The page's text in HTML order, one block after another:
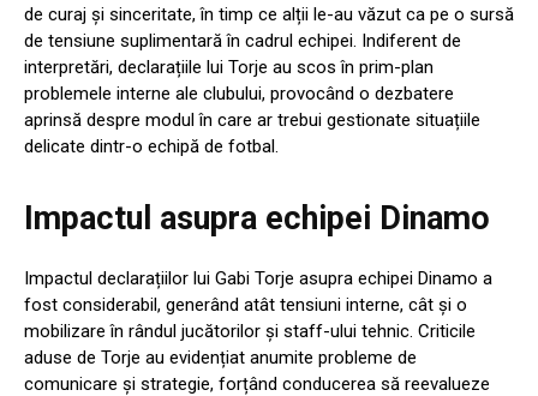
de curaj și sinceritate, în timp ce alții le-au văzut ca pe o sursă
de tensiune suplimentară în cadrul echipei. Indiferent de
interpretări, declarațiile lui Torje au scos în prim-plan
problemele interne ale clubului, provocând o dezbatere
aprinsă despre modul în care ar trebui gestionate situațiile
delicate dintr-o echipă de fotbal.
Impactul asupra echipei Dinamo
Impactul declarațiilor lui Gabi Torje asupra echipei Dinamo a
fost considerabil, generând atât tensiuni interne, cât și o
mobilizare în rândul jucătorilor și staff-ului tehnic. Criticile
aduse de Torje au evidențiat anumite probleme de
comunicare și strategie, forțând conducerea să reevalueze